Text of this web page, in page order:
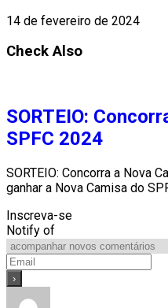
14 de fevereiro de 2024
Check Also
SORTEIO:
SPFC 2024
SORTEIO: Concorra a Nova
ganhar a Nova Camisa do
Inscreva-se
Notify of